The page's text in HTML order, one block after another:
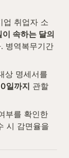
업 취업자 소
이 속하는 달의
병역복무기간
상 명세서를
일까지 관할
부를 확인한
시 감면율을